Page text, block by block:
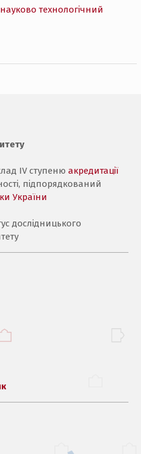
технологічний
IV ступенюакредитації
підпорядкований
України
дослідницького